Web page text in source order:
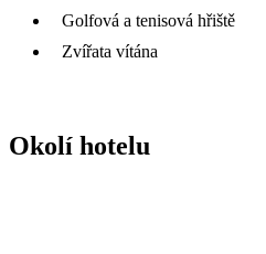
Golfová a tenisová hřiště
Zvířata vítána
Okolí hotelu